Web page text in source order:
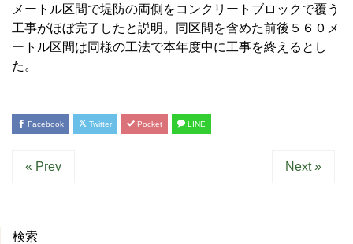
メートル区間で堤防の両側をコンクリートブロックで覆う
工事がほぼ完了したと説明。同区間を含めた前後５６０メ
ートル区間は同様の工法で本年度中に工事を終えるとし
た。
Facebook Twitter Pocket LINE
« Prev Next »
検索